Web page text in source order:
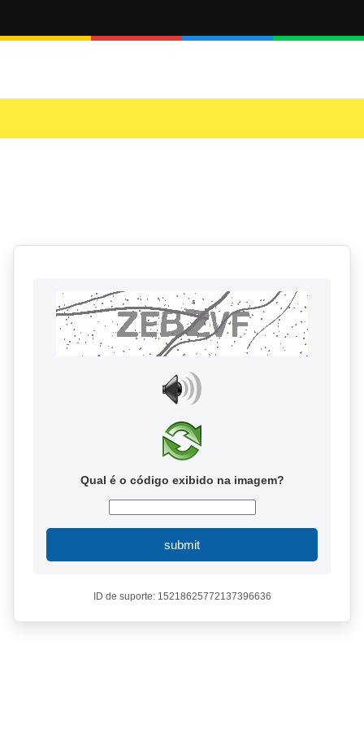
Qual é o código exibido na imagem?
submit
ID de suporte: 15218625772137396636